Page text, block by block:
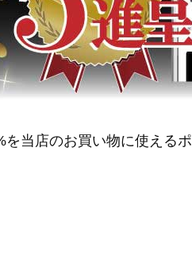
当店のお買い物に使える